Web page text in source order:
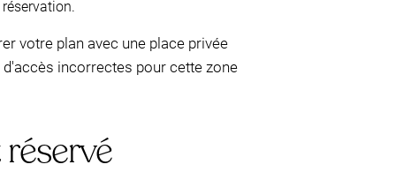
votre plan avec une place privée
incorrectes pour cette zone